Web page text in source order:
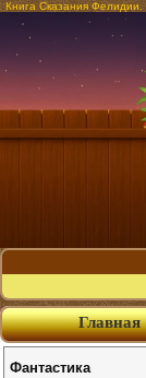
Книга Сказания
Главная
Фантастика